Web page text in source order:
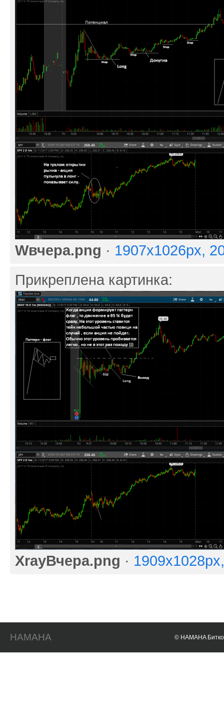
Wвчера.png · 1907x1026px,
Прикреплена картинка:
XrayВчера.png ·
HAMAHA © HAMAHA